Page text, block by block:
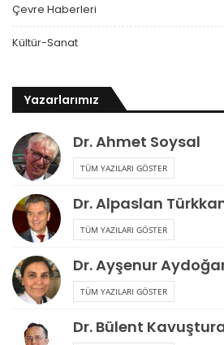
Çevre Haberleri
Kültür-Sanat
Yazarlarımız
Dr. Ahmet Soysal
TÜM YAZILARI GÖSTER
Dr. Alpaslan
TÜM YAZILARI GÖSTER
Dr. Ayşenur
TÜM YAZILARI GÖSTER
Dr. Bülent